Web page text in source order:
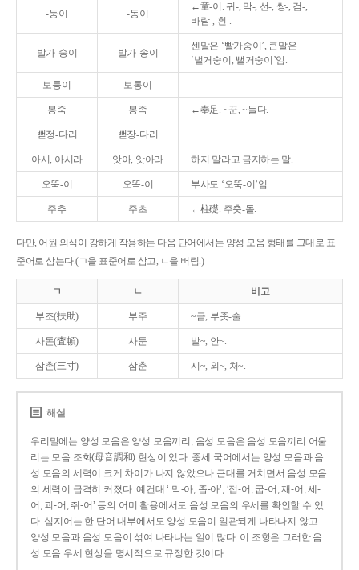
-둥이 -동이
←童-이. 귀-, 막-, 선-, 쌍-, 검-,
바람-, 흰-.
발가-숭이 발가-송이
센말은 ‘빨가숭이’, 큰말은
‘벌거숭이, 뻘거숭이’임.
보퉁이 보통이
봉죽 봉족 ←奉足. ~꾼, ~들다.
뻗정-다리 뻗장-다리
아서, 아서라 앗아, 앗아라 하지 말라고 금지하는 말.
오뚝-이 오똑-이 부사도 ‘오뚝-이’임.
주추 주초 ←柱礎. 주춧-돌.
다만, 어원 의식이 강하게 작용하는 다음 단어에서는 양성 모음 형태를 그대로 표
준어로 삼는다.(ㄱ을 표준어로 삼고, ㄴ을 버림.)
ㄱ ㄴ 비고
부조(扶助) 부주 ~금, 부좃-술.
사돈(査頓) 사둔 밭~, 안~.
삼촌(三寸) 삼춘 시~, 외~, 처~.
해설
우리말에는 양성 모음은 양성 모음끼리, 음성 모음은 음성 모음끼리 어울
리는 모음 조화(母音調和) 현상이 있다. 중세 국어에서는 양성 모음과 음
성 모음의 세력이 크게 차이가 나지 않았으나 근대를 거치면서 음성 모음
의 세력이 급격히 커졌다. 예컨대 ‘ 막-아, 좁-아’, ‘접-어, 굽-어, 재-어, 세-
어, 괴-어, 쥐-어’ 등의 어미 활용에서도 음성 모음의 우세를 확인할 수 있
다. 심지어는 한 단어 내부에서도 양성 모음이 일관되게 나타나지 않고
양성 모음과 음성 모음이 섞여 나타나는 일이 많다. 이 조항은 그러한 음
성 모음 우세 현상을 명시적으로 규정한 것이다.